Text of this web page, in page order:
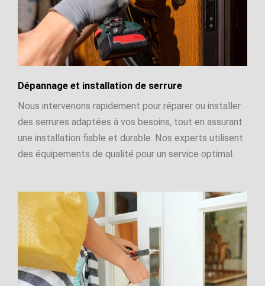
Dépannage et installation de serrure
Nous intervenons rapidement pour réparer ou installer
des serrures adaptées à vos besoins, tout en assurant
une installation fiable et durable. Nos experts utilisent
des équipements de qualité pour un service optimal.